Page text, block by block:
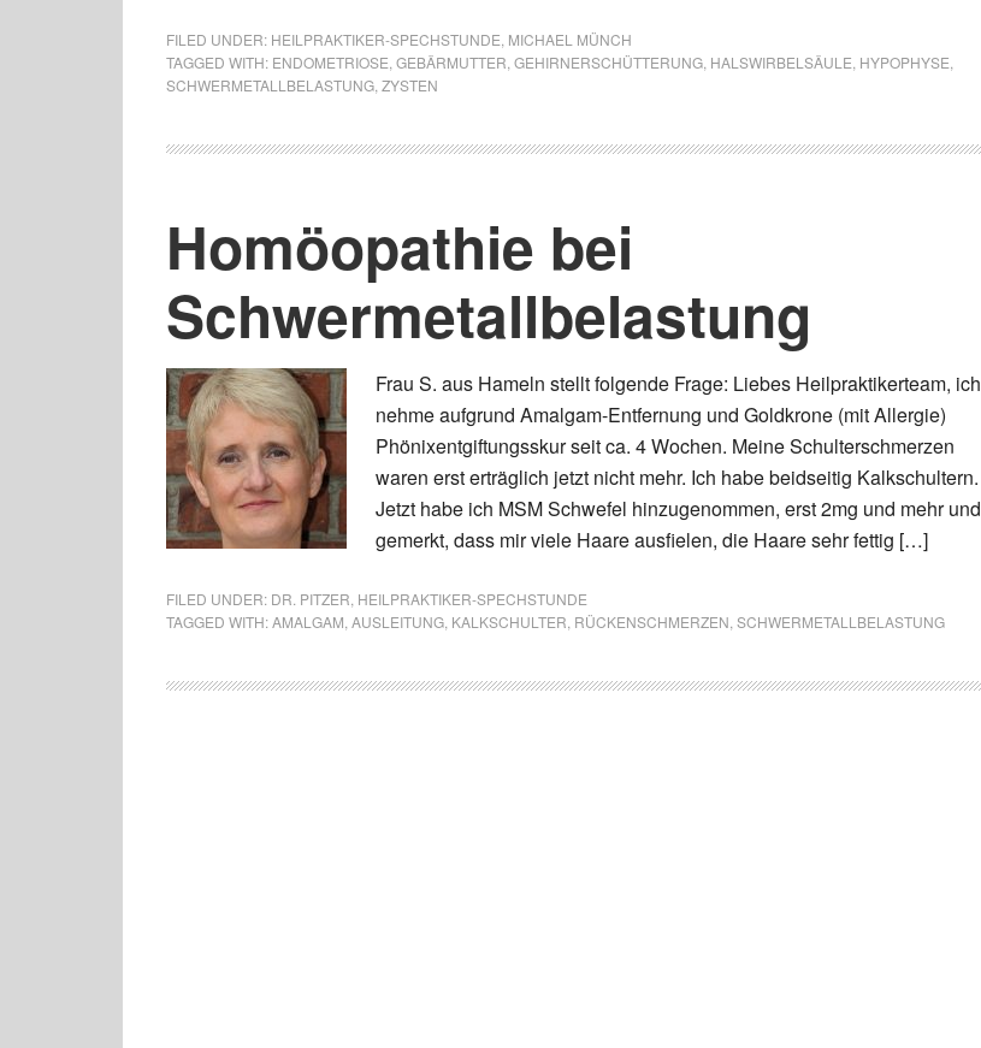
FILED UNDER: HEILPRAKTIKER-SPECHSTUNDE MICHAEL MÜNCH
TAGGED WITH: ENDOMETRIOSE GEBÄRMUTTER GEHIRNERSCHÜTTERUNG HALSWIRBELSÄULE HYPOPHYSE
SCHWERMETALLBELASTUNG ZYSTEN
Homöopathie bei
Schwermetallbelastung
Frau S. aus Hameln stellt folgende Frage: Liebes Heilpraktikerteam, ich
nehme aufgrund Amalgam-Entfernung und Goldkrone (mit Allergie)
Phönixentgiftungsskur seit ca. 4 Wochen. Meine Schulterschmerzen
waren erst erträglich jetzt nicht mehr. Ich habe beidseitig Kalkschultern.
Jetzt habe ich MSM Schwefel hinzugenommen, erst 2mg und mehr und
gemerkt, dass mir viele Haare ausfielen, die Haare sehr fettig […]
FILED UNDER: DR. PITZER HEILPRAKTIKER-SPECHSTUNDE
TAGGED WITH:AMALGAM AUSLEITUNG KALKSCHULTER RÜCKENSCHMERZEN SCHWERMETALLBELASTUNG